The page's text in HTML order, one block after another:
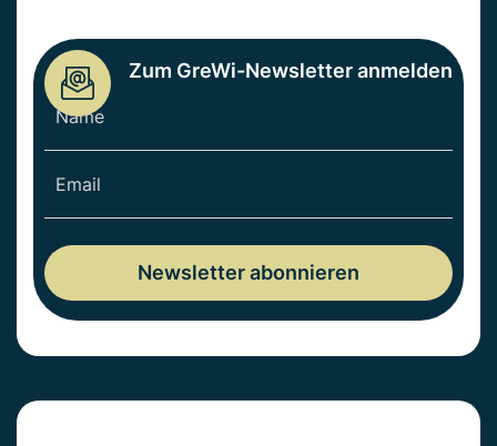
Zum GreWi-Newsletter anmelden